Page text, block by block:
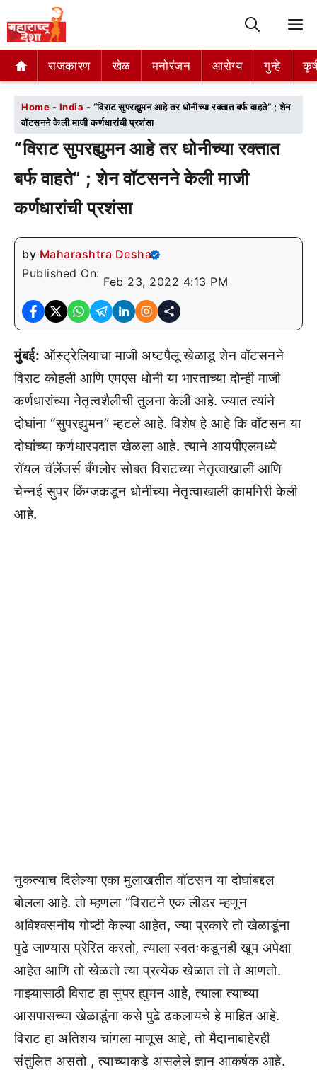
राजकारण खेळ मनोरंजन आरोग्य गुन्हे
राजकारण खेळ मनोरंजन आरोग्य गुन्हे
Home - India - “विराट सुपरह्युमन आहे तर धोनीच्या रक्तात बर्फ वाहते” ; शेन
वॉटसनने केली माजी कर्णधारांची प्रशंसा
“विराट सुपरह्युमन आहे तर धोनीच्या रक्तात
बर्फ वाहते” ; शेन वॉटसनने केली माजी
कर्णधारांची प्रशंसा
by Maharashtra Desha
Published On:
Feb 23, 2022 4:13 PM
मुंबई: ऑस्ट्रेलियाचा माजी अष्टपैलू खेळाडू शेन वॉटसनने
विराट कोहली आणि एमएस धोनी या भारताच्या दोन्ही माजी
कर्णधारांच्या नेतृत्वशैलीची तुलना केली आहे. ज्यात त्यांने
दोघांना “सुपरह्युमन” म्हटले आहे. विशेष हे आहे कि वॉटसन या
दोघांच्या कर्णधारपदात खेळला आहे. त्याने आयपीएलमध्ये
रॉयल चॅलेंजर्स बँगलोर सोबत विराटच्या नेतृत्वाखाली आणि
चेन्नई सुपर किंग्जकडून धोनीच्या नेतृत्वाखाली कामगिरी केली
आहे.
नुकत्याच दिलेल्या एका मुलाखतीत वॉटसन या दोघांबद्दल
बोलला आहे. तो म्हणला “विराटने एक लीडर म्हणून
अविश्वसनीय गोष्टी केल्या आहेत, ज्या प्रकारे तो खेळाडूंना
पुढे जाण्यास प्रेरित करतो, त्याला स्वतःकडूनही खूप अपेक्षा
आहेत आणि तो खेळतो त्या प्रत्येक खेळात तो ते आणतो.
माझ्यासाठी विराट हा सुपर ह्युमन आहे, त्याला त्याच्या
आसपासच्या खेळाडूंना कसे पुढे ढकलायचे हे माहित आहे.
विराट हा अतिशय चांगला माणूस आहे, तो मैदानाबाहेरही
संतुलित असतो , त्याच्याकडे असलेले ज्ञान आकर्षक आहे.